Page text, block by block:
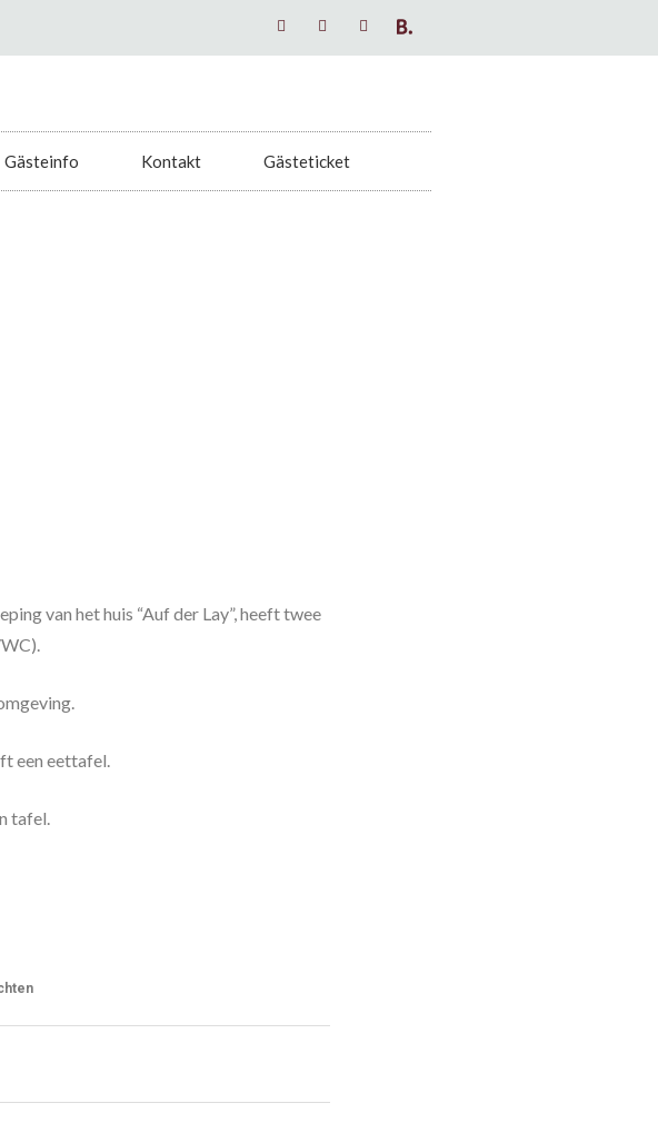
Gästeinfo Kontakt Gästeticket
van het huis “Auf der Lay”, heeft twee
een eettafel.
tafel.